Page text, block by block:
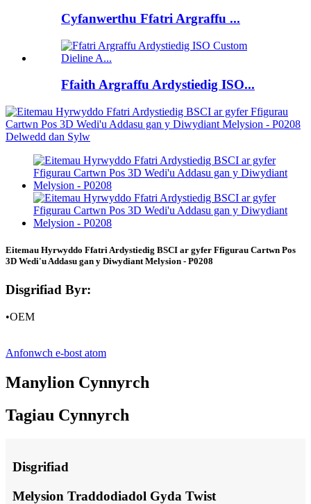
Cyfanwerthu Ffatri Argraffu ...
Ffaith Argraffu Ardystiedig ISO...
Eitemau Hyrwyddo Ffatri Ardystiedig BSCI ar gyfer Ffigurau Cartwn Pos
3D Wedi'u Addasu gan y Diwydiant Melysion - P0208
Disgrifiad Byr:
•OEM
Anfonwch e-bost atom
Manylion Cynnyrch
Tagiau Cynnyrch
Disgrifiad
Melysion Traddodiadol Gyda Twist